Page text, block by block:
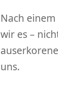
Nach
wir es –
uns.